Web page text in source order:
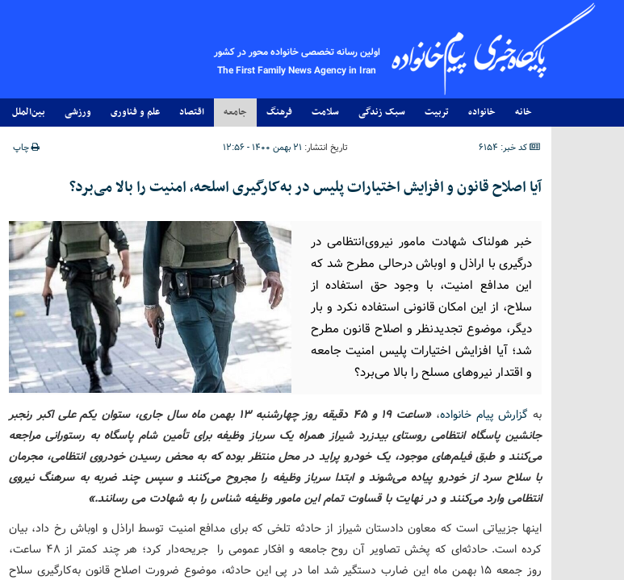
اولین رسانه تخصصی خانواده محور در کشور
The First Family News Agency in Iran
خانه خانواده تربیت سبک زندگی سلامت فرهنگ جامعه اقتصاد علم و فناوری ورزشی بین‌الملل
کد خبر: 6154 تاریخ انتشار: ۲۱ بهمن ۱۴۰۰ - ۱۲:۵۶ چاپ
آیا اصلاح قانون و افزایش اختیارات پلیس در به‌کارگیری اسلحه، امنیت را بالا می‌برد؟
خبر هولناک شهادت مامور نیروی‌انتظامی در
درگیری با اراذل و اوباش درحالی مطرح شد که
این مدافع امنیت، با وجود حق استفاده از
سلاح، از این امکان قانونی استفاده نکرد و بار
دیگر، موضوع تجدیدنظر و اصلاح قانون مطرح
شد؛ آیا افزایش اختیارات پلیس امنیت جامعه
و اقتدار نیروهای مسلح را بالا می‌برد؟
به گزارش پیام خانواده،
«ساعت ۱۹ و ۴۵ دقیقه روز چهارشنبه ۱۳ بهمن ماه سال جاری، ستوان یکم علی اکبر رنجبر
جانشین پاسگاه انتظامی روستای بیدزرد شیراز همراه یک سرباز وظیفه برای تأمین شام پاسگاه به رستورانی مراجعه
می‌کنند و طبق فیلم‌های موجود، یک خودرو پراید در محل منتظر بوده که به محض رسیدن خودروی انتظامی، مجرمان
با سلاح سرد از خودرو پیاده می‌شوند و ابتدا سرباز وظیفه را مجروح می‌کنند و سپس چند ضربه به سرهنگ نیروی
انتظامی وارد می‌کنند و در نهایت با قساوت تمام این مامور وظیفه شناس را به شهادت می رسانند.»
اینها جزییاتی است که معاون دادستان شیراز از حادثه تلخی که برای مدافع امنیت توسط اراذل و اوباش رخ داد، بیان
کرده است. حادثه‌ای که پخش تصاویر آن روح جامعه و افکار عمومی را جریحه‌دار کرد؛ هر چند کمتر از ۴۸ ساعت،
روز جمعه ۱۵ بهمن ماه این ضارب دستگیر شد اما در پی این حادثه، موضوع ضرورت اصلاح قانون به‌کارگیری سلاح